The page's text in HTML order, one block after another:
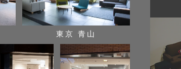
東京 青山